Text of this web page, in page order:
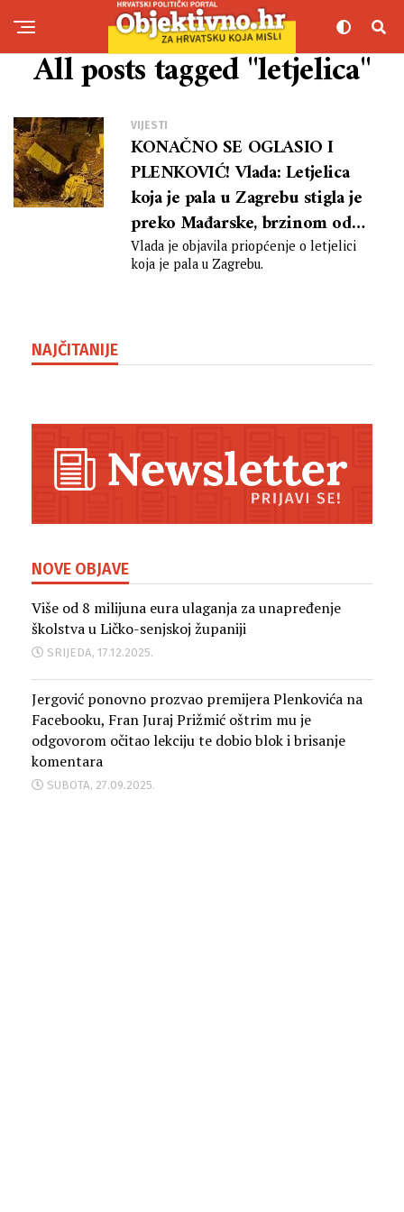
All posts tagged "letjelica"
VIJESTI
KONAČNO SE OGLASIO I
PLENKOVIĆ! Vlada: Letjelica
koja je pala u Zagrebu stigla je
preko Mađarske, brzinom od
700km/h
Vlada je objavila priopćenje o letjelici
koja je pala u Zagrebu.
NAJČITANIJE
NOVE OBJAVE
Više od 8 milijuna eura ulaganja za unapređenje
školstva u Ličko-senjskoj županiji
SRIJEDA, 17.12.2025.
Jergović ponovno prozvao premijera Plenkovića na
Facebooku, Fran Juraj Prižmić oštrim mu je
odgovorom očitao lekciju te dobio blok i brisanje
komentara
SUBOTA, 27.09.2025.